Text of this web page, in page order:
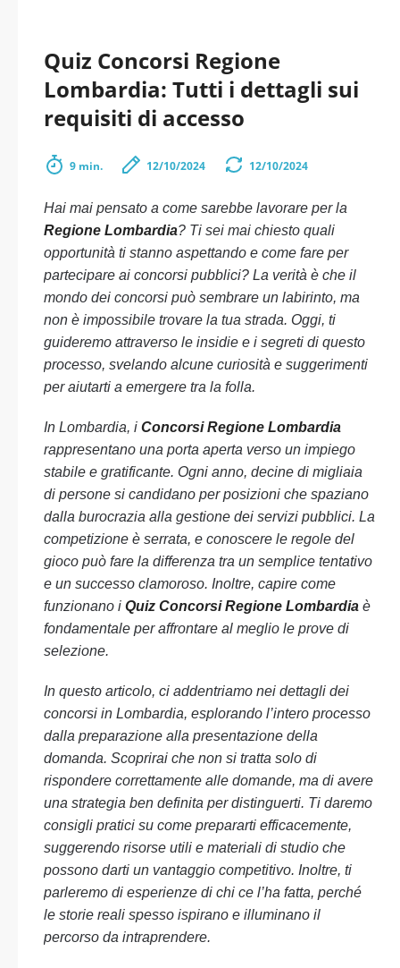
Quiz Concorsi Regione
Lombardia: Tutti i dettagli sui
requisiti di accesso
9 min. 12/10/2024 12/10/2024
Hai mai pensato a come sarebbe lavorare per la
Regione Lombardia? Ti sei mai chiesto quali
opportunità ti stanno aspettando e come fare per
partecipare ai concorsi pubblici? La verità è che il
mondo dei concorsi può sembrare un labirinto, ma
non è impossibile trovare la tua strada. Oggi, ti
guideremo attraverso le insidie e i segreti di questo
processo, svelando alcune curiosità e suggerimenti
per aiutarti a emergere tra la folla.
In Lombardia, i Concorsi Regione Lombardia
rappresentano una porta aperta verso un impiego
stabile e gratificante. Ogni anno, decine di migliaia
di persone si candidano per posizioni che spaziano
dalla burocrazia alla gestione dei servizi pubblici. La
competizione è serrata, e conoscere le regole del
gioco può fare la differenza tra un semplice tentativo
e un successo clamoroso. Inoltre, capire come
funzionano i Quiz Concorsi Regione Lombardia è
fondamentale per affrontare al meglio le prove di
selezione.
In questo articolo, ci addentriamo nei dettagli dei
concorsi in Lombardia, esplorando l’intero processo
dalla preparazione alla presentazione della
domanda. Scoprirai che non si tratta solo di
rispondere correttamente alle domande, ma di avere
una strategia ben definita per distinguerti. Ti daremo
consigli pratici su come prepararti efficacemente,
suggerendo risorse utili e materiali di studio che
possono darti un vantaggio competitivo. Inoltre, ti
parleremo di esperienze di chi ce l’ha fatta, perché
le storie reali spesso ispirano e illuminano il
percorso da intraprendere.